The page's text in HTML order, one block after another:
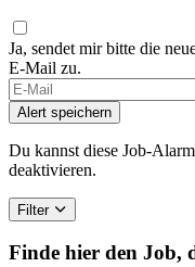
Ja, sendet mir bitte die
E-Mail zu.
If
you
are
a
human,
this
field
Alert speichern
Du kannst diese Job-
deaktivieren.
Filter
Finde hier den Job,